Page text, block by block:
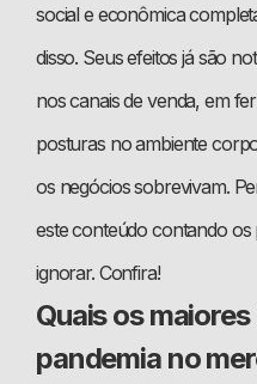
social e econômica
disso. Seus efeitos já são
nos canais de venda, em
posturas no ambiente
os negócios sobrevivam.
este conteúdo contando
ignorar. Confira!
Quais os
pandemia no